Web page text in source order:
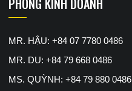
MR. HẬU: +84 07 7780 0486
MR. DU: +84 79 668 0486
MS. QUỲNH: +84 79 880 0486